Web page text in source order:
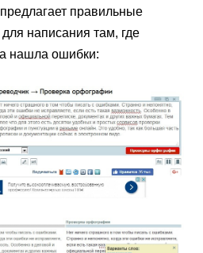
правильные
написания там, где
нашла ошибки: